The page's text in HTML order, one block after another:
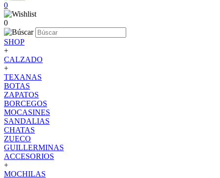
0
0
SHOP
+
CALZADO
+
TEXANAS
BOTAS
ZAPATOS
BORCEGOS
MOCASINES
SANDALIAS
CHATAS
ZUECO
GUILLERMINAS
ACCESORIOS
+
MOCHILAS